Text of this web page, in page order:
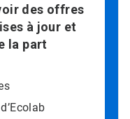
des offres
à jour et
la part